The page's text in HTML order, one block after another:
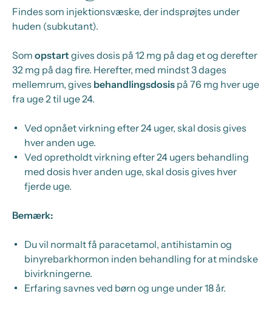
Findes som injektionsvæske, der indsprøjtes under
huden (subkutant).
Som opstart gives dosis på 12 mg på dag et og derefter
32 mg på dag fire. Herefter, med mindst 3 dages
mellemrum, gives behandlingsdosis på 76 mg hver uge
fra uge 2 til uge 24.
Ved opnået virkning efter 24 uger, skal dosis gives
hver anden uge.
Ved opretholdt virkning efter 24 ugers behandling
med dosis hver anden uge, skal dosis gives hver
fjerde uge.
Bemærk:
Du vil normalt få paracetamol, antihistamin og
binyrebarkhormon inden behandling for at mindske
bivirkningerne.
Erfaring savnes ved børn og unge under 18 år.